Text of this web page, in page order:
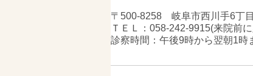
〒500-8258 岐阜市西川手6丁
ＴＥＬ：058-242-9915(来院前
診察時間：午後9時から翌朝1